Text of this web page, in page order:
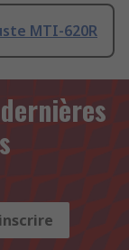
MTI-620R